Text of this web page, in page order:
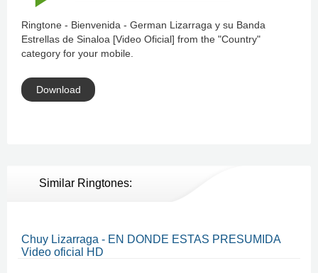
Ringtone - Bienvenida - German Lizarraga y su Banda
Estrellas de Sinaloa [Video Oficial] from the "Country"
category for your mobile.
Download
Similar Ringtones:
Chuy Lizarraga - EN DONDE ESTAS PRESUMIDA
Video oficial HD